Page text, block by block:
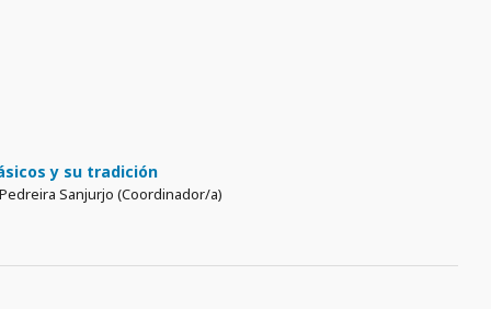
y su tradición
Sanjurjo (Coordinador/a)